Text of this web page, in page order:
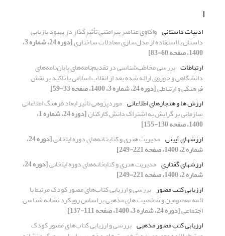
ا
ادبیات داستانی واکاوی عناصر پیرامتنی تأثیرگذار در بهبود بازیابی
داستان با استفاده از مدل‌سازی معادلات ساختاری [دوره 24، شماره 3،
1400، صفحه 60-83]
ارتباطات بررسی مخاطب‌شناسی در تقدیم‌نامه‌های پایان‌نامه‌های
دانشگاهی و حوزوی ارائه شده بعد از انقلاب اسلامی با تاکید بر نقش
فرهنگی و ارتباطی[دوره 24، شماره 3، 1400، صفحه 33-59]
ارزش ها و هنجارهای اطلاعاتی موردپژوهی تاثیر ابعاد فرهنگ اطلاعاتی
سازمانی بر گرایش به اشتراک دانش کارکنان [دوره 24، شماره 1،
1400، صفحه 130-155]
ارزشهای آیینی مدیریت هنری و کتابخانه‌های دوره ایلخانی [دوره 24،
شماره 2، 1400، صفحه 221-249]
ارزشهای گفتاری مدیریت هنری و کتابخانه‌های دوره ایلخانی [دوره 24،
شماره 2، 1400، صفحه 221-249]
ارزیابی کتب مصور بررسی و ارزیابی کتاب‌های مصور کودک مرتبط با
ائمه معصومین و شخصیت های مذهبی بر اساس رویکرد نشانه شناسی
اجتماعی[دوره 24، شماره 3، 1400، صفحه 111-137]
ارزیابی کتب مصور مذهبی بررسی و ارزیابی کتاب‌های مصور کودک